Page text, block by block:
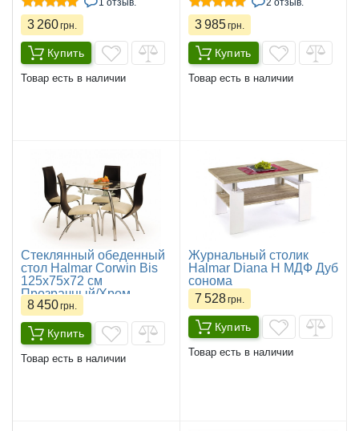
1 отзыв.
3 260грн.
Купить
Товар есть в наличии
2 отзыв.
3 985грн.
Купить
Товар есть в наличии
Стеклянный обеденный
стол Halmar Corwin Bis
125x75x72 см
Прозрачный/Хром
8 450грн.
Купить
Товар есть в наличии
Журнальный столик
Halmar Diana H МДФ Дуб
сонома
7 528грн.
Купить
Товар есть в наличии